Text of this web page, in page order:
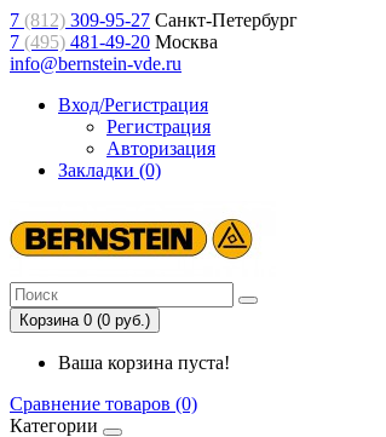
7 (812) 309-95-27 Санкт-Петербург
7 (495) 481-49-20 Москва
info@bernstein-vde.ru
Вход/Регистрация
Регистрация
Авторизация
Закладки (0)
Корзина 0 (0 руб.)
Ваша корзина пуста!
Сравнение товаров (0)
Категории